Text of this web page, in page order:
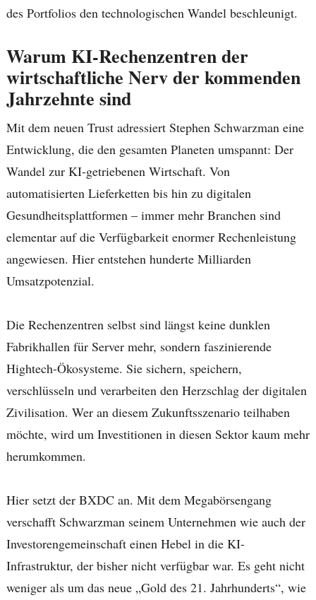
des Portfolios den technologischen Wandel beschleunigt.
Warum KI-Rechenzentren der
wirtschaftliche Nerv der kommenden
Jahrzehnte sind
Mit dem neuen Trust adressiert Stephen Schwarzman eine
Entwicklung, die den gesamten Planeten umspannt: Der
Wandel zur KI-getriebenen Wirtschaft. Von
automatisierten Lieferketten bis hin zu digitalen
Gesundheitsplattformen – immer mehr Branchen sind
elementar auf die Verfügbarkeit enormer Rechenleistung
angewiesen. Hier entstehen hunderte Milliarden
Umsatzpotenzial.
Die Rechenzentren selbst sind längst keine dunklen
Fabrikhallen für Server mehr, sondern faszinierende
Hightech-Ökosysteme. Sie sichern, speichern,
verschlüsseln und verarbeiten den Herzschlag der digitalen
Zivilisation. Wer an diesem Zukunftsszenario teilhaben
möchte, wird um Investitionen in diesen Sektor kaum mehr
herumkommen.
Hier setzt der BXDC an. Mit dem Megabörsengang
verschafft Schwarzman seinem Unternehmen wie auch der
Investorengemeinschaft einen Hebel in die KI-
Infrastruktur, der bisher nicht verfügbar war. Es geht nicht
weniger als um das neue „Gold des 21. Jahrhunderts“, wie